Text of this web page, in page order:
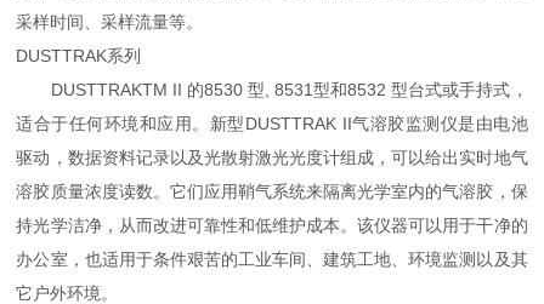
采样时间、采样流量等。
DUSTTRAK系列
DUSTTRAKTM II 的8530 型, 8531型和8532 型台式或手持式，
适合于任何环境和应用。新型DUSTTRAK II气溶胶监测仪是由电池
驱动，数据资料记录以及光散射激光光度计组成，可以给出实时地气
溶胶质量浓度读数。它们应用鞘气系统来隔离光学室内的气溶胶，保
持光学洁净，从而改进可靠性和低维护成本。该仪器可以用于干净的
办公室，也适用于条件艰苦的工业车间、建筑工地、环境监测以及其
它户外环境。